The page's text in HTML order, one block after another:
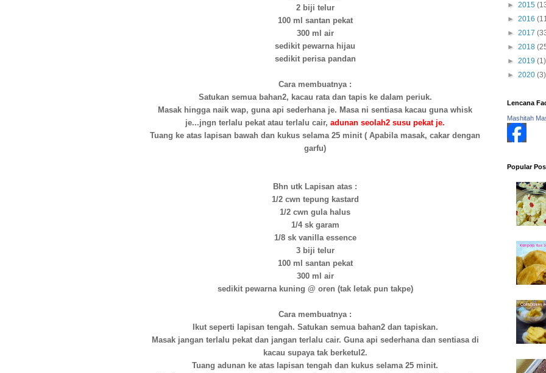
2 biji telur
100 ml santan pekat
300 ml air
sedikit pewarna hijau
sedikit perisa pandan
Cara membuatnya :
Satukan semua bahan2, kacau rata dan tapis ke dalam periuk.
Masak hingga naik wap, guna api sederhana je. Masa ni sentiasa kacau guna whisk
je...jngn terlalu pekat atau terlalu cair, adunan seolah2 susu pekat je.
Tuang ke atas lapisan bawah dan kukus selama 25 minit ( Apabila masak, cakar dengan
garfu)
Bhn utk Lapisan atas :
1/2 cwn tepung kastard
1/2 cwn gula halus
1/4 sk garam
1/8 sk vanilla essence
3 biji telur
100 ml santan pekat
300 ml air
sedikit pewarna kuning @ oren (tak letak pun takpe)
Cara membuatnya :
Ikut seperti lapisan tengah. Satukan semua bahan2 dan tapiskan.
Masak jangan terlalu pekat dan jangan terlalu cair. Guna api sederhana dan sentiasa di
kacau supaya tak berketul2.
Tuang adunan ke atas lapisan tengah dan kukus selama 25 minit.
► 2015
► 2016
► 2017
► 2018
► 2019 (1)
► 2020 (3)
Lencana
Mashitah
Popular